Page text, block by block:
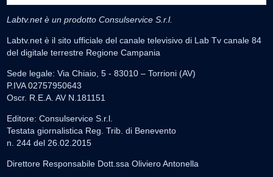
Labtv.net è un prodotto Consulservice S.r.l.
Labtv.net è il sito ufficiale del canale televisivo di Lab Tv canale 84
del digitale terrestre Regione Campania
Sede legale: Via Chiaio, 5 - 83010 – Torrioni (AV)
P.IVA 02757950643
Oscr. R.E.A. AV N.181151
Editore: Consulservice S.r.l.
Testata giornalistica Reg. Trib. di Benevento
n. 244 del 26.02.2015
Direttore Responsabile Dott.ssa Oliviero Antonella